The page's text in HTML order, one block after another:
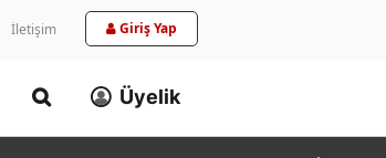
İletişim Giriş Yap
Üyelik